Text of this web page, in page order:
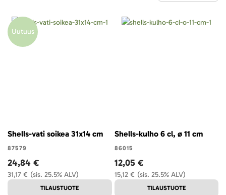
Uutuus
Shells-vati soikea 31x14 cm
87579
(sis. 25.5% ALV)
31,17 €
24,84 €
TILAUSTUOTE
Shells-kulho 6 cl, ø 11 cm
86015
(sis. 25.5% ALV)
15,12 €
12,05 €
TILAUSTUOTE